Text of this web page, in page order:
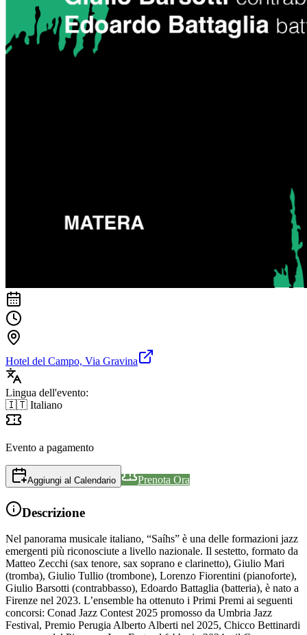
Hotel del Campo, Via Gravina
Lingua dell'evento:
🇮🇹 Italiano
Evento a pagamento
Aggiungi al Calendario Prenota Ora
Descrizione
Nel panorama musicale italiano, “Saíhs” è una delle formazioni jazz
emergenti più riconosciute a livello nazionale. Il sestetto, formato da
Matteo Zecchi (sax tenore, sax soprano e clarinetto), Giulio Mari
(tromba), Giulio Tullio (trombone), Lorenzo Fiorentini (pianoforte),
Giulio Barsotti (contrabbasso), Edoardo Battaglia (batteria), è nato a
Firenze nel 2023. L’ensemble ha ottenuto i Primi Premi ai seguenti
concorsi: Conad Jazz Contest 2025 promosso da Umbria Jazz
Festival, Premio Perugia Alberto Alberti nel 2025, Chicco Bettinardi